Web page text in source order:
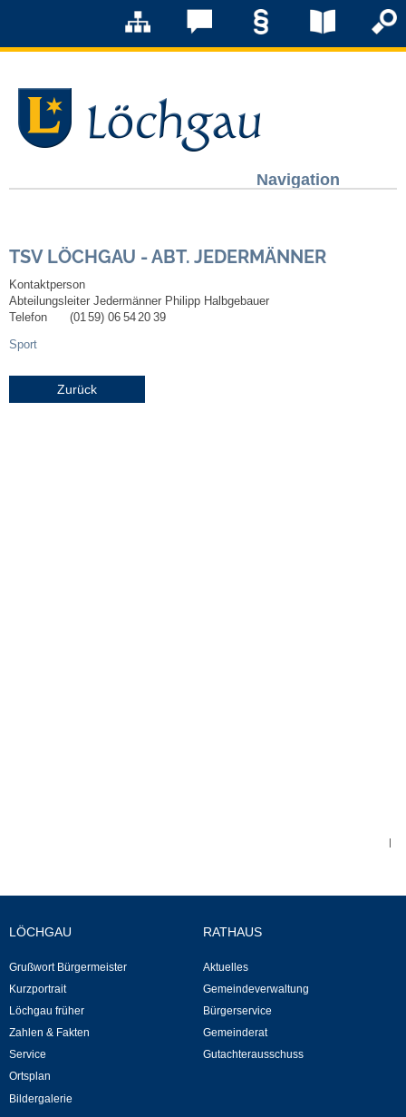
Navigation
Grußwort Bürgermeister
Kurzportrait
Löchgau früher
Zahlen & Fakten
Rund um den Wein
Schlepper / Traktor
Rathaus
TSV LÖCHGAU - ABT. JEDERMÄNNER
Kontaktperson
Abteilungsleiter Jedermänner Philipp Halbgebauer
Telefon
(01 59) 06 54 20 39
Sport
Zurück
|
LÖCHGAU
Grußwort Bürgermeister
Kurzportrait
Löchgau früher
Zahlen & Fakten
Service
Ortsplan
Bildergalerie
RATHAUS
Aktuelles
Gemeindeverwaltung
Bürgerservice
Gemeinderat
Gutachterausschuss